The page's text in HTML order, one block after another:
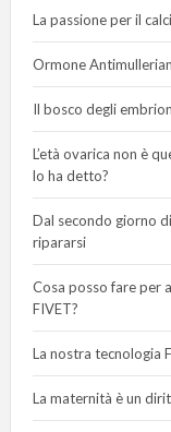
La passione per il
Ormone
Il bosco degli
L’età ovarica non è
lo ha detto?
Dal secondo giorno
ripararsi
Cosa posso fare per
FIVET?
La nostra tecnologia
La maternità è un